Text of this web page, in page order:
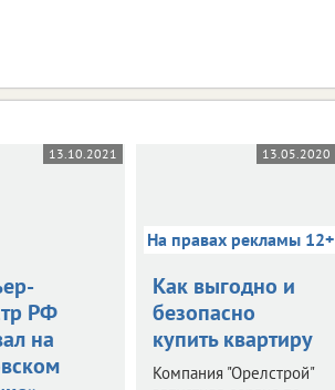
13.10.2021
РФ
на
13.05.2020
На правах рекламы 12+
Как выгодно и
безопасно
купить квартиру
Компания "Орелстрой"